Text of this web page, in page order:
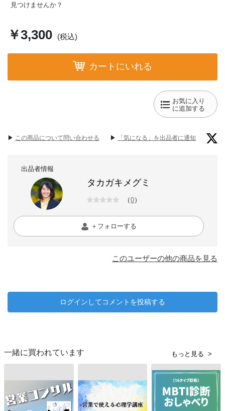
見つけませんか？
￥3,300 (税込)
カートにいれる
お気に入り
に追加する
▶︎ この商品について問い合わせる ▶︎ 「気になる」を出品者に通知
出品者情報
タカガキメグミ
（0）
＋フォローする
このユーザーの他の商品を見る
ログインしてコメントを投稿する
一緒に買われています もっと見る